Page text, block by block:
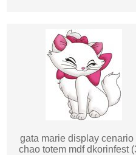
gata marie display cenario
chao totem mdf dkorinfest